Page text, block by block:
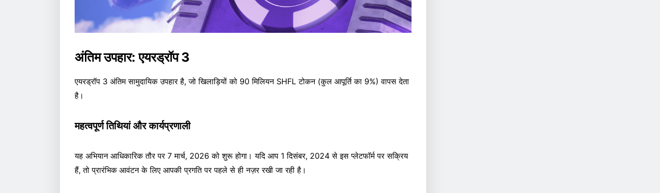
अंतिम उपहार: एयरड्रॉप 3
एयरड्रॉप 3 अंतिम सामुदायिक उपहार है, जो खिलाड़ियों को 90 मिलियन SHFL टोकन (कुल आपूर्ति का 9%) वापस देता
है।
महत्वपूर्ण तिथियां और कार्यप्रणाली
यह अभियान आधिकारिक तौर पर 7 मार्च, 2026 को शुरू होगा। यदि आप 1 दिसंबर, 2024 से इस प्लेटफॉर्म पर सक्रिय
हैं, तो प्रारंभिक आवंटन के लिए आपकी प्रगति पर पहले से ही नज़र रखी जा रही है।